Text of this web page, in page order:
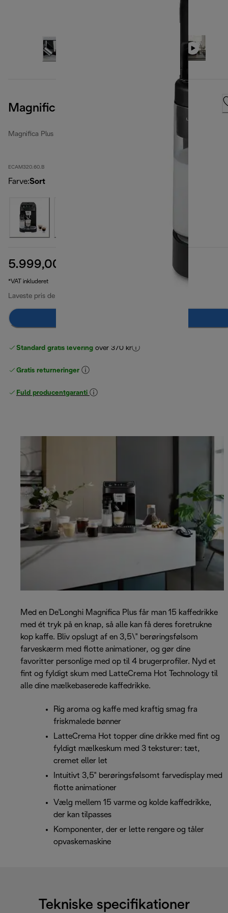
Magnifica Plus
Magnifica Plus
ECAM320.60.B
Farve:Sort
5.999,00 kr. oprindelig pris 6.999,00 kr.
*VAT inkluderet
Laveste pris de sidste 30 dage
Standard gratis levering over 370 kr
Gratis returneringer
Fuld producentgaranti
Med en De'Longhi Magnifica Plus får man 15 kaffedrikke
med ét tryk på en knap, så alle kan få deres foretrukne
kop kaffe. Bliv opslugt af en 3,5\" berøringsfølsom
farveskærm med flotte animationer, og gør dine
favoritter personlige med op til 4 brugerprofiler. Nyd et
fint og fyldigt skum med LatteCrema Hot Technology til
alle dine mælkebaserede kaffedrikke.
Rig aroma og kaffe med kraftig smag fra
friskmalede bønner
LatteCrema Hot topper dine drikke med fint og
fyldigt mælkeskum med 3 teksturer: tæt,
cremet eller let
Intuitivt 3,5" berøringsfølsomt farvedisplay med
flotte animationer
Vælg mellem 15 varme og kolde kaffedrikke,
der kan tilpasses
Komponenter, der er lette rengøre og tåler
opvaskemaskine
Tekniske specifikationer